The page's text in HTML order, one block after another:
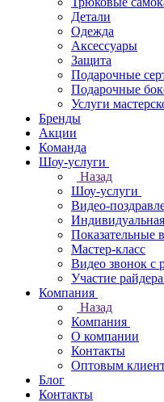
Детали
Одежда
Аксессуары
Защита
Подарочные
Подарочные
Услуги
Бренды
Акции
Команда
Шоу-услуги
Назад
Шоу-услуги
Видео-
Показательные
Мастер-класс
Видео звонок с
Участие
Компания
Назад
Компания
О компании
Контакты
Оптовым
Блог
Контакты